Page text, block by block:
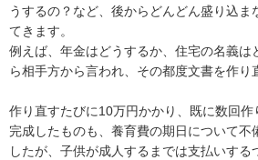
うするの？など、後からどんどん盛り込ま
てきます。
例えば、年金はどうするか、住宅の名義
ら相手方から言われ、その都度文書を作り
作り直すたびに10万円かかり、既に数回作
完成したものも、養育費の期日について不
したが、子供が成人するまでは支払いす